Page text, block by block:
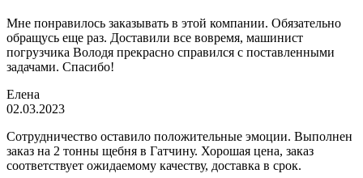
Мне понравилось заказывать в этой компании. Обязательно
обращусь еще раз. Доставили все вовремя, машинист
погрузчика Володя прекрасно справился с поставленными
задачами. Спасибо!
Елена
02.03.2023
Сотрудничество оставило положительные эмоции. Выполнен
заказ на 2 тонны щебня в Гатчину. Хорошая цена, заказ
соответствует ожидаемому качеству, доставка в срок.